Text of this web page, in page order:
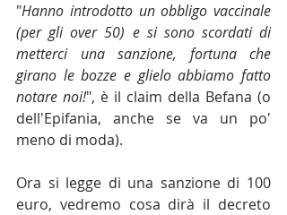
"Hanno introdotto un obbligo vaccinale
(per gli over 50) e si sono scordati di
metterci una sanzione, fortuna che
girano le bozze e glielo abbiamo fatto
notare noi!", è il claim della Befana (o
dell'Epifania, anche se va un po'
meno di moda).
Ora si legge di una sanzione di 100
euro, vedremo cosa dirà il decreto